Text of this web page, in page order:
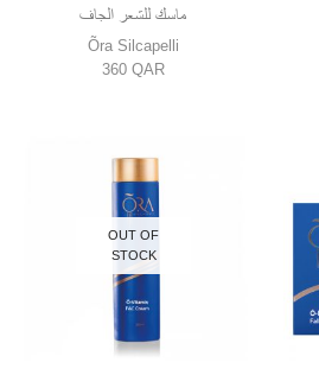
ماسك للشعر الجاف
Õra Silcapelli
360 QAR
OUT OF
STOCK